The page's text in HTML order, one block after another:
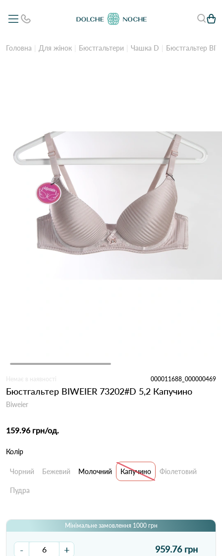
Головна Для жінок Бюстгальтери Чашка D Бюстгальтер
Немає в наявності 000011688_000000469
Бюстгальтер BIWEIER 73202#D 5,2 Капучино
Biweier
159.96 грн/од.
Колір
Чорний Бежевий Молочний Капучино Фіолетовий
Пудра
Мінімальне замовлення 1000 грн
- + 959.76 грн